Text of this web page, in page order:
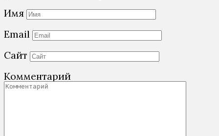
Имя
Email
Сайт
Комментарий